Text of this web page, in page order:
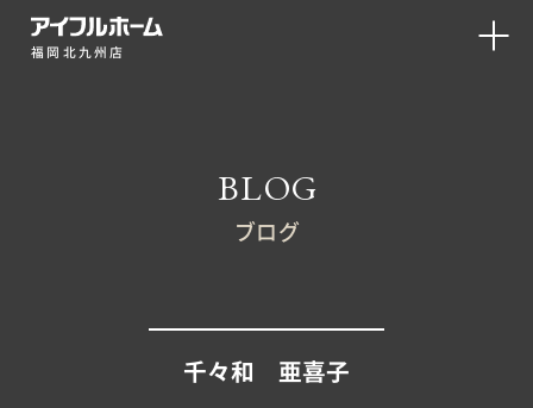
福岡北九州店
BLOG
ブログ
千々和 亜喜子